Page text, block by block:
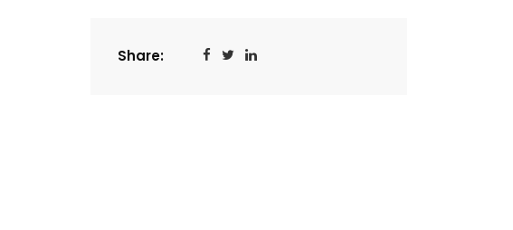
Share: